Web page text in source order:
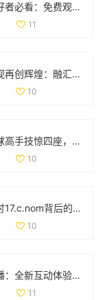
泰剧爱好者必看：免费观看热门经典电视剧推荐大全
11
天美影视再创辉煌：融汇创新与经典的视听盛宴
10
街头篮球高手技惊四座，轻松撕扯对手防线让人叹服
10
深入探讨17.c.nom背后的意义与应用实例
10
蜜糖直播：全新互动体验引领直播行业风潮
11